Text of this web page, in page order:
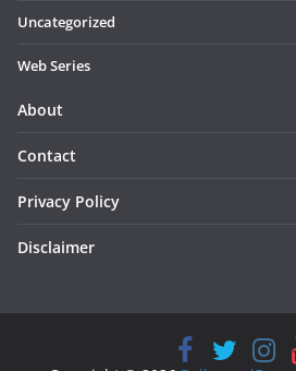
Uncategorized
Web Series
About
Contact
Privacy Policy
Disclaimer